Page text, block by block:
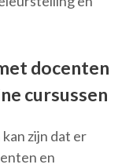
docenten
cursussen
zijn dat er
en